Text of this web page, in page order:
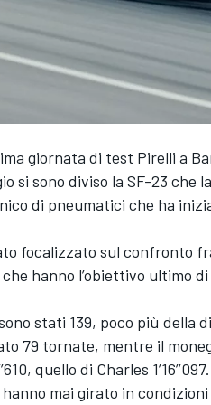
giornata di test Pirelli a
si sono diviso la SF-23 che
di pneumatici che ha
focalizzato sul confronto
hanno l’obiettivo ultimo
stati 139, poco più della
79 tornate, mentre il
quello di Charles
mai girato in